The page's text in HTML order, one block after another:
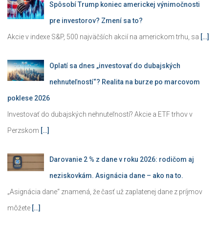
Spôsobí Trump koniec americkej výnimočnosti
pre investorov? Zmení sa to?
Akcie v indexe S&P, 500 najväčších akcií na americkom trhu, sa […]
Oplatí sa dnes „investovať do dubajských
nehnuteľností“? Realita na burze po marcovom
poklese 2026
Investovať do dubajských nehnuteľností? Akcie a ETF trhov v
Perzskom […]
Darovanie 2 % z dane v roku 2026: rodičom aj
neziskovkám. Asignácia dane – ako na to.
„Asignácia dane“ znamená, že časť už zaplatenej dane z príjmov
môžete […]